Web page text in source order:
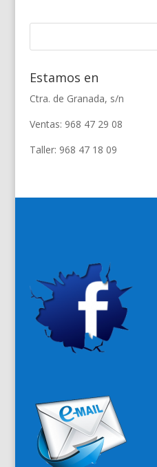
Estamos en
Ctra. de Granada, s/n
Ventas: 968 47 29 08
Taller: 968 47 18 09